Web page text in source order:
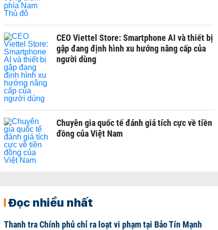
CEO Viettel Store: Smartphone AI và thiết bị
gập đang định hình xu hướng nâng cấp của
người dùng
Chuyên gia quốc tế đánh giá tích cực về tiền
đồng của Việt Nam
Đọc nhiều nhất
Thanh tra Chính phủ chỉ ra loạt vi phạm tại Bảo Tín Mạnh